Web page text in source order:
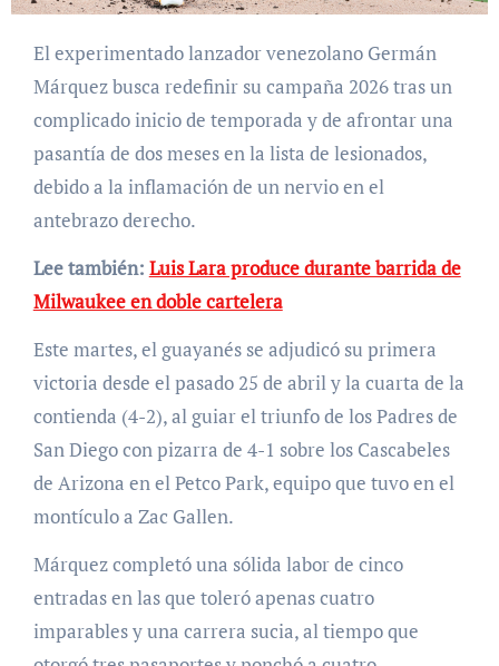
El experimentado lanzador venezolano Germán
Márquez busca redefinir su campaña 2026 tras un
complicado inicio de temporada y de afrontar una
pasantía de dos meses en la lista de lesionados,
debido a la inflamación de un nervio en el
antebrazo derecho.
Lee también: Luis Lara produce durante barrida de
Milwaukee en doble cartelera
Este martes, el guayanés se adjudicó su primera
victoria desde el pasado 25 de abril y la cuarta de la
contienda (4-2), al guiar el triunfo de los Padres de
San Diego con pizarra de 4-1 sobre los Cascabeles
de Arizona en el Petco Park, equipo que tuvo en el
montículo a Zac Gallen.
Márquez completó una sólida labor de cinco
entradas en las que toleró apenas cuatro
imparables y una carrera sucia, al tiempo que